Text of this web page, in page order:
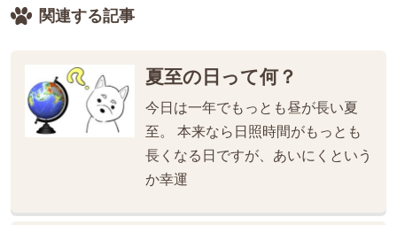
関連する記事
夏至の日って何？
今日は一年でもっとも昼が長い夏
至。 本来なら日照時間がもっとも
長くなる日ですが、あいにくという
か幸運